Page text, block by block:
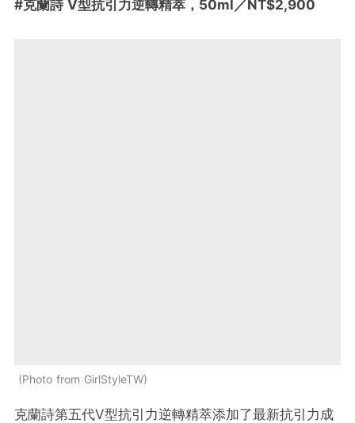
#克蘭詩 V型抗引力逆轉精萃，50ml／NT$2,900
Photo from GirlStyleTW
克蘭詩第五代V型抗引力逆轉精萃添加了最新抗引力成